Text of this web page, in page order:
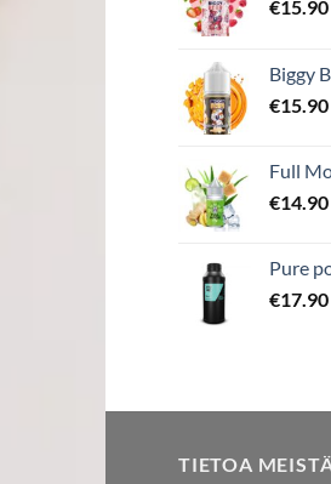
€15.90
Biggy
€15.90
Full
€14.90
Pure
€17.90
TIETOA